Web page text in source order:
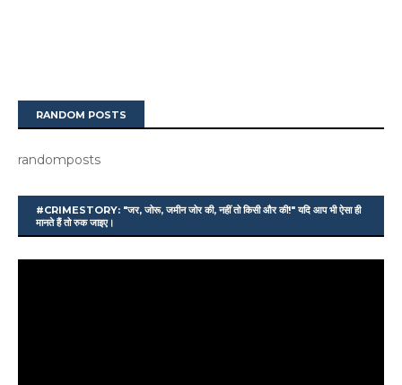
RANDOM POSTS
randomposts
#CRIMESTORY: "जर, जोरू, जमीन जोर की, नहीं तो किसी और की!" यदि आप भी ऐसा ही
मानते हैं तो रुक जाइए।